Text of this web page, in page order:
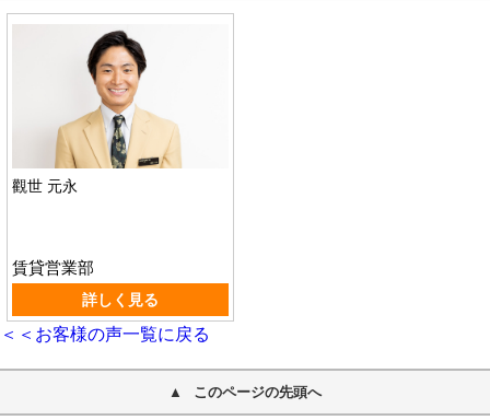
觀世 元永
賃貸営業部
詳しく見る
＜＜お客様の声一覧に戻る
このページの先頭へ